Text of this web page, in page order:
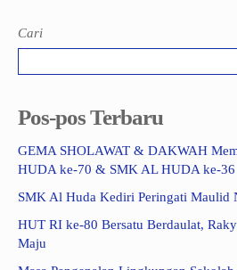
Cari
Pos-pos Terbaru
GEMA SHOLAWAT & DAKWAH
HUDA ke-70 & SMK AL HUDA ke-36
SMK Al Huda Kediri Peringati Maulid
HUT RI ke-80 Bersatu Berdaulat,
Maju